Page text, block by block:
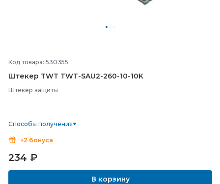
Код товара: 530355
Штекер TWT TWT-SAU2-260-10-10K
Штекер защиты
Способы получения
+2 бонуса
234 ₽
В корзину